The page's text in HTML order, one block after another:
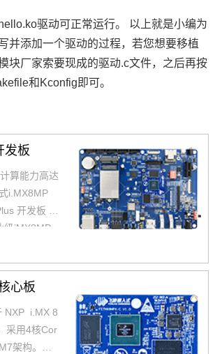
驱动可正常运行。 以上就是小编为
并添加一个驱动的过程，若您想要移植
块厂家索要现成的驱动.c文件，之后再按
和Kconfig即可。
发板
算能力高达
i.MX8MP
开发板 基
级iMX8MP
多种高速
发板内置N
，支持
andro
开发板。
心板
NXP i.MX 8
采用4核Cor
架构。支